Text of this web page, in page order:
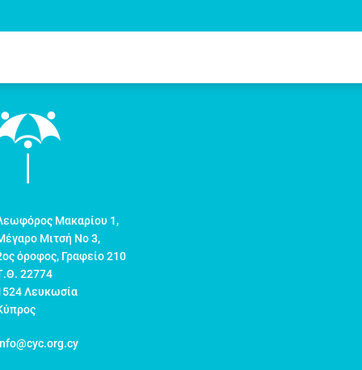
Μακαρίου 1,
Μιτσή Νο 3,
όροφος, Γραφείο 210
22774
Λευκωσία